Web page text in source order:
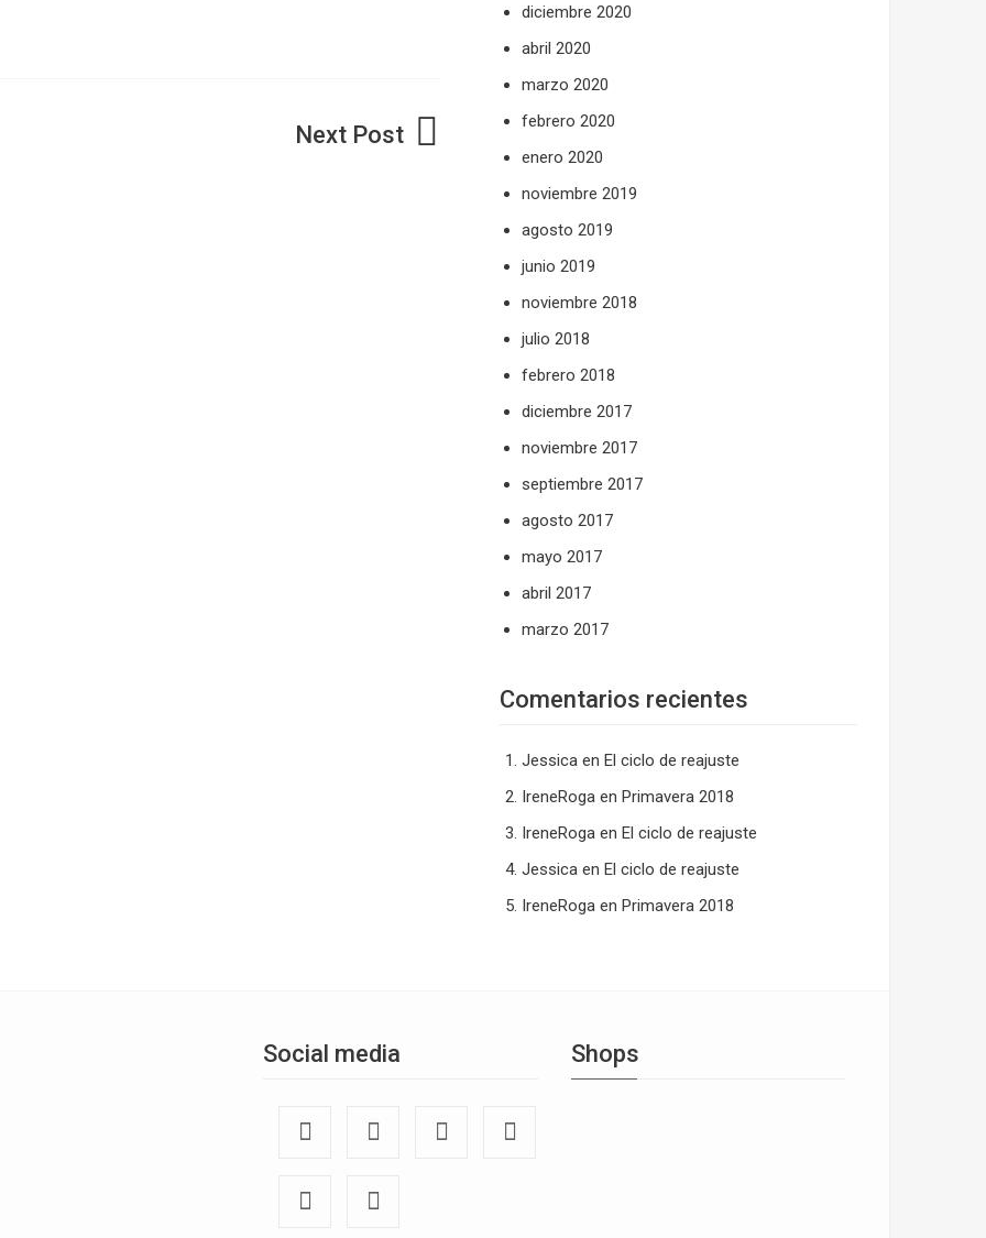
diciembre 2020
abril 2020
marzo 2020
febrero 2020
enero 2020
noviembre 2019
agosto 2019
junio 2019
noviembre 2018
julio 2018
febrero 2018
diciembre 2017
noviembre 2017
septiembre 2017
agosto 2017
mayo 2017
abril 2017
marzo 2017
Comentarios recientes
Jessica en El ciclo de reajuste
IreneRoga en Primavera 2018
IreneRoga en El ciclo de reajuste
Jessica en El ciclo de reajuste
IreneRoga en Primavera 2018
Social media Shops